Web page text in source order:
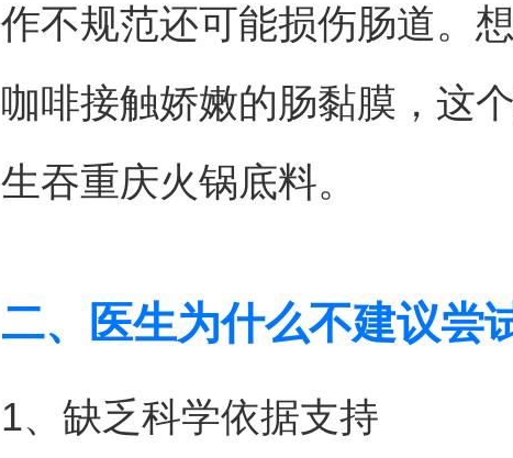
作不规范还可能损伤肠道。
咖啡接触娇嫩的肠黏膜，这
生吞重庆火锅底料。
二、医生为什么不建议尝
1、缺乏科学依据支持